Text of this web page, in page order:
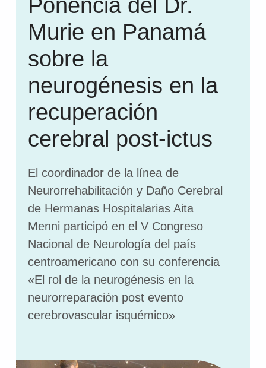
Ponencia del Dr.
Murie en Panamá
sobre la
neurogénesis en la
recuperación
cerebral post-ictus
El coordinador de la línea de
Neurorrehabilitación y Daño Cerebral
de Hermanas Hospitalarias Aita
Menni participó en el V Congreso
Nacional de Neurología del país
centroamericano con su conferencia
«El rol de la neurogénesis en la
neurorreparación post evento
cerebrovascular isquémico»